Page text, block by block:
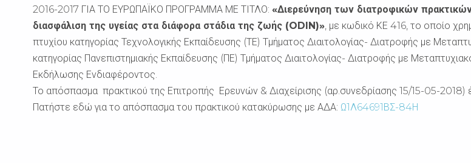
2016-2017 ΓΙΑ ΤΟ ΕΥΡΩΠΑΪΚΟ ΠΡΟΓΡΑΜΜΑ ΜΕ ΤΙΤΛΟ: «Διερεύνηση των διατροφικών
διασφάλιση της υγείας στα διάφορα στάδια της ζωής (ODIN)», με κωδικό ΚΕ 416, το οποίο
πτυχίου κατηγορίας Τεχνολογικής Εκπαίδευσης (ΤΕ) Τμήματος Διαιτολογίας- Διατροφής με
κατηγορίας Πανεπιστημιακής Εκπαίδευσης (ΠΕ) Τμήματος Διαιτολογίας- Διατροφής με
Εκδήλωσης Ενδιαφέροντος.
Το απόσπασμα πρακτικού της Επιτροπής Ερευνών & Διαχείρισης (αρ.συνεδρίασης 15/15-05-2018)
Πατήστε εδώ για το απόσπασμα του πρακτικού κατακύρωσης με ΑΔΑ: Ω1Λ64691ΒΣ-84Η